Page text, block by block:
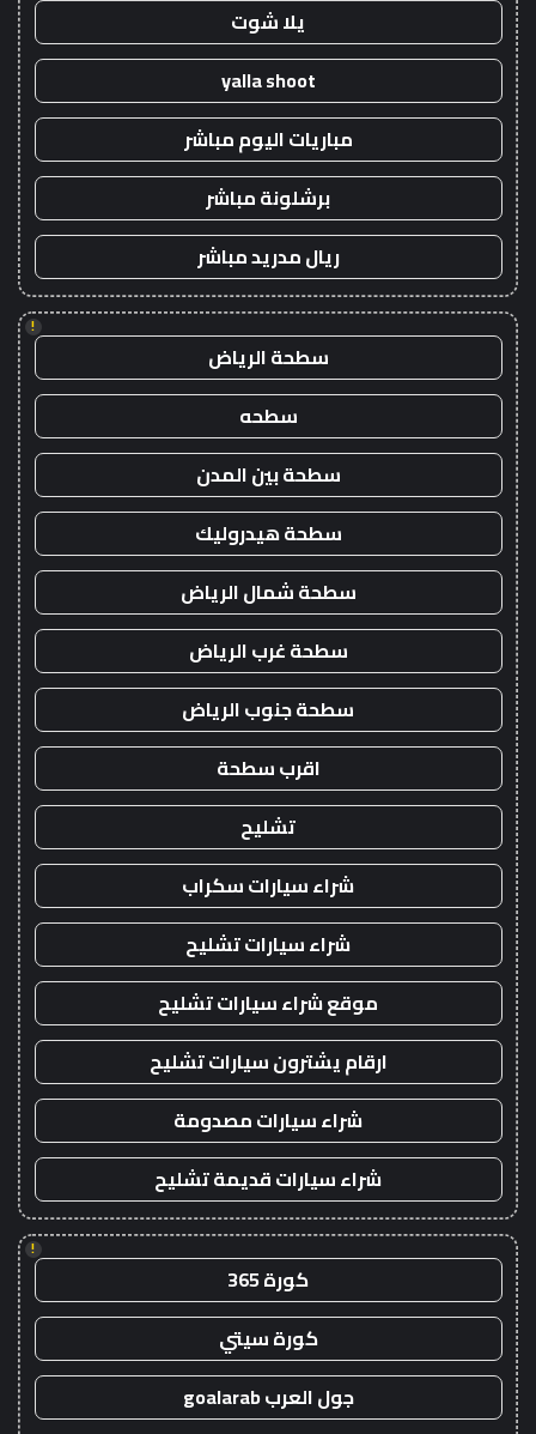
يلا شوت
yalla shoot
مباريات اليوم مباشر
برشلونة مباشر
ريال مدريد مباشر
!
سطحة الرياض
سطحه
سطحة بين المدن
سطحة هيدروليك
سطحة شمال الرياض
سطحة غرب الرياض
سطحة جنوب الرياض
اقرب سطحة
تشليح
شراء سيارات سكراب
شراء سيارات تشليح
موقع شراء سيارات تشليح
ارقام يشترون سيارات تشليح
شراء سيارات مصدومة
شراء سيارات قديمة تشليح
!
كورة 365
كورة سيتي
جول العرب goalarab